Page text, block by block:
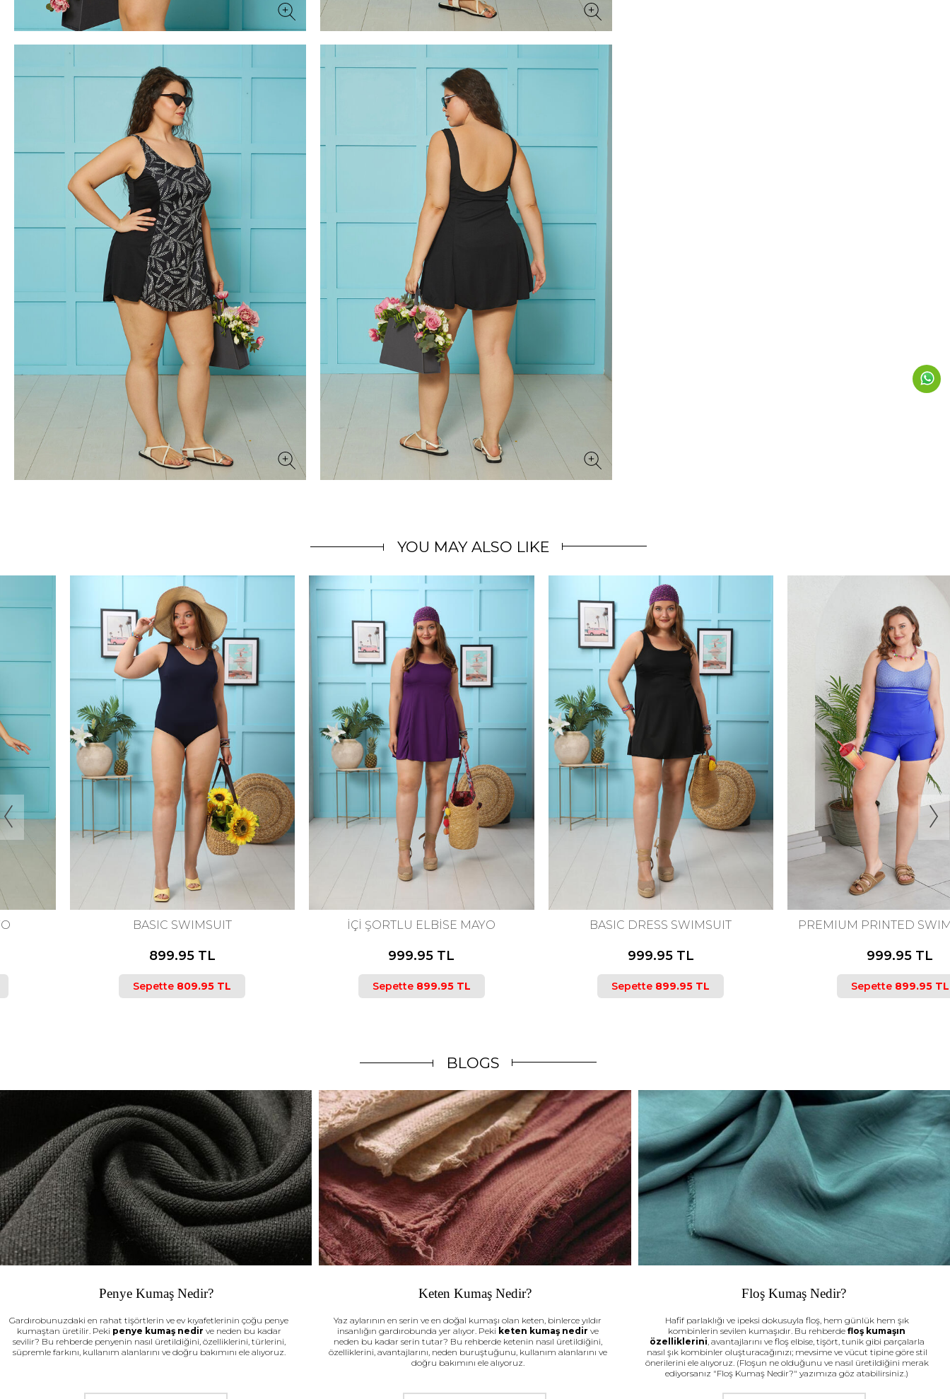
YOU MAY ALSO LIKE
BASIC SWIMSUIT
809.95 TL
58
İÇİ ŞORTLU ELBİSE MAYO
899.95 TL
BASIC DRESS SWIMSUIT
899.95 TL
PREMIUM PRINTED SWIMSUIT SET
899.95 TL
BLOGS
Penye Kumaş Nedir?
Gardırobunuzdaki en rahat tişörtlerin ve ev kıyafetlerinin çoğu penye
kumaştan üretilir. Peki penye kumaş nedir ve neden bu kadar
sevilir? Bu rehberde penyenin nasıl üretildiğini, özelliklerini, türlerini,
süpremle farkını, kullanım alanlarını ve doğru bakımını ele alıyoruz.
Keten Kumaş Nedir?
Yaz aylarının en serin ve en doğal kumaşı olan keten, binlerce yıldır
insanlığın gardırobunda yer alıyor. Peki keten kumaş nedir ve
neden bu kadar serin tutar? Bu rehberde ketenin nasıl üretildiğini,
özelliklerini, avantajlarını, neden buruştuğunu, kullanım alanlarını ve
doğru bakımını ele alıyoruz.
Floş Kumaş Nedir?
Hafif parlaklığı ve ipeksi dokusuyla floş, hem günlük hem şık
kombinlerin sevilen kumaşıdır. Bu rehberde floş kumaşın
özelliklerini , avantajlarını ve floş elbise, tişört, tunik gibi parçalarla
nasıl şık kombinler oluşturacağınızı; mevsime ve vücut tipine göre stil
önerilerini ele alıyoruz. (Floşun ne olduğunu ve nasıl üretildiğini merak
ediyorsanız "Floş Kumaş Nedir?" yazımıza göz atabilirsiniz.)